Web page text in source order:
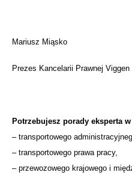
Mariusz Miąsko
Prezes Kancelarii Prawnej Viggen
Potrzebujesz porady eksperta
– transportowego
– transportowego prawa pracy,
– przewozowego krajowego i